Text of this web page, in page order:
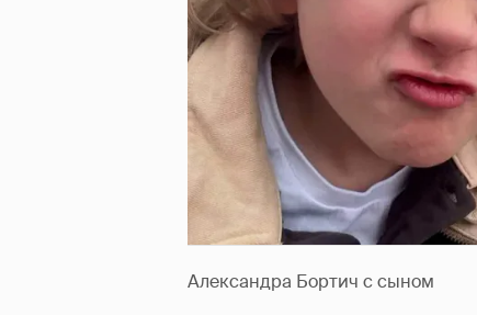
Александра Бортич с сыном